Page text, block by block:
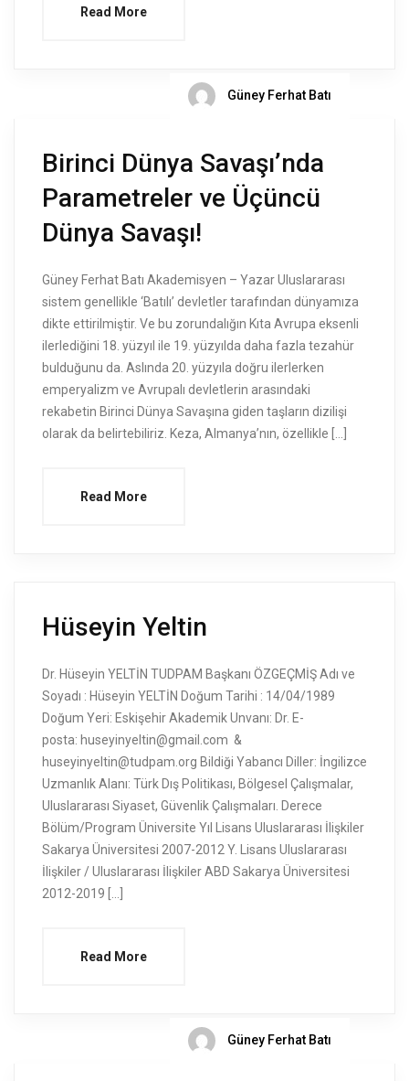
Read More
Güney Ferhat Batı
Birinci Dünya Savaşı’nda
Parametreler ve Üçüncü
Dünya Savaşı!
Güney Ferhat Batı Akademisyen – Yazar Uluslararası
sistem genellikle ‘Batılı’ devletler tarafından dünyamıza
dikte ettirilmiştir. Ve bu zorundalığın Kıta Avrupa eksenli
ilerlediğini 18. yüzyıl ile 19. yüzyılda daha fazla tezahür
bulduğunu da. Aslında 20. yüzyıla doğru ilerlerken
emperyalizm ve Avrupalı devletlerin arasındaki
rekabetin Birinci Dünya Savaşına giden taşların dizilişi
olarak da belirtebiliriz. Keza, Almanya’nın, özellikle […]
Read More
Hüseyin Yeltin
Dr. Hüseyin YELTİN TUDPAM Başkanı ÖZGEÇMİŞ Adı ve
Soyadı : Hüseyin YELTİN Doğum Tarihi : 14/04/1989
Doğum Yeri: Eskişehir Akademik Unvanı: Dr. E-
posta: huseyinyeltin@gmail.com &
huseyinyeltin@tudpam.org Bildiği Yabancı Diller: İngilizce
Uzmanlık Alanı: Türk Dış Politikası, Bölgesel Çalışmalar,
Uluslararası Siyaset, Güvenlik Çalışmaları. Derece
Bölüm/Program Üniversite Yıl Lisans Uluslararası İlişkiler
Sakarya Üniversitesi 2007-2012 Y. Lisans Uluslararası
İlişkiler / Uluslararası İlişkiler ABD Sakarya Üniversitesi
2012-2019 […]
Read More
Güney Ferhat Batı